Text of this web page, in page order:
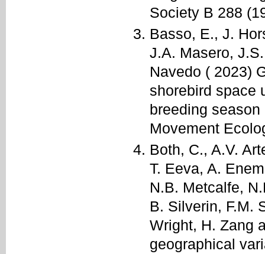
Society B 288
Basso, E., J.
J.A. Masero,
Navedo ( 2023)
shorebird space
breeding
Movement
Both, C., A.V.
T. Eeva, A.
N.B. Metcalfe,
B. Silverin, F.M.
Wright, H. Zang
geographical